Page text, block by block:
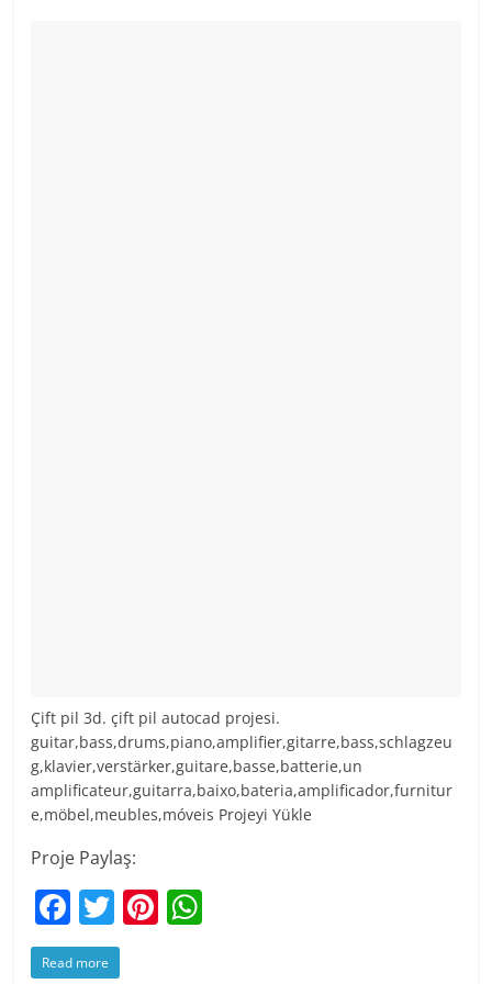
Çift pil 3d. çift ​​pil autocad projesi.
guitar,bass,drums,piano,amplifier,gitarre,bass,schlagzeu
g,klavier,verstärker,guitare,basse,batterie,un
amplificateur,guitarra,baixo,bateria,amplificador,furnitur
e,möbel,meubles,móveis Projeyi Yükle
Proje Paylaş:
F
a
T
w
Pi
Read more